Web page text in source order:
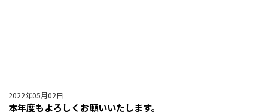
2022年05月02日
本年度もよろしくお願いいたします。